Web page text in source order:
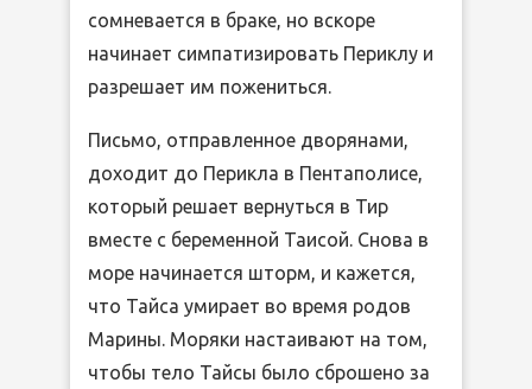
сомневается в браке, но вскоре
начинает симпатизировать Периклу и
разрешает им пожениться.
Письмо, отправленное дворянами,
доходит до Перикла в Пентаполисе,
который решает вернуться в Тир
вместе с беременной Таисой. Снова в
море начинается шторм, и кажется,
что Тайса умирает во время родов
Марины. Моряки настаивают на том,
чтобы тело Тайсы было сброшено за